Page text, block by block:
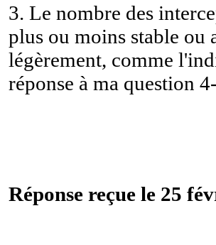
3. Le nombre des
plus ou moins stable ou
légèrement, comme
réponse à ma question
Réponse reçue le 25